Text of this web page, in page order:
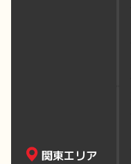
関東エリア